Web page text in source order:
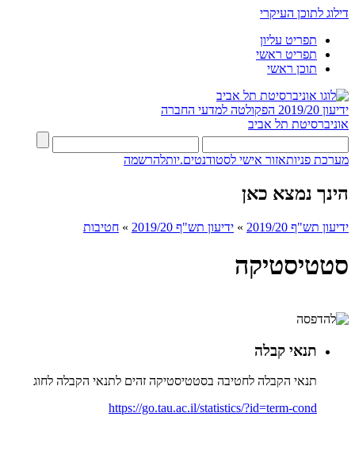
דילוג לתוכן העיקרי
תפריט עליון
תפריט ראשי
תוכן ראשי
ידיעון 2019/20
הפקולטה למדעי החברה
אוניברסיטת תל אביב
מערכת פניותאזור אישי לסטודנטים.יותלהרשמה
הינך נמצא כאן
ידיעון תש"ף 2019/20 » ידיעון תש"ף 2019/20 » חטיבות
סטטיסטיקה
תנאי קבלה
תנאי הקבלה לחטיבה בסטטיסטיקה זהים לתנאי הקבלה לחוג
https://go.tau.ac.il/statistics/?id=term-cond